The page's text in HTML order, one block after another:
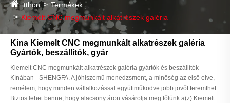
itthon
Termékek
Kiemelt CNC megmunkált alkatrészek galéria
Kína Kiemelt CNC megmunkált alkatrészek galéria
Gyártók, beszállítók, gyár
Kiemelt CNC megmunkált alkatrészek galéria gyártók és beszállítók
Kínában - SHENGFA. A jóhiszemű menedzsment, a minőség az első elve,
remélem, hogy minden vállalkozással együttműködve jobb jövőt teremthet.
Biztos lehet benne, hogy alacsony áron vásárolja meg tőlünk a(z) Kiemelt